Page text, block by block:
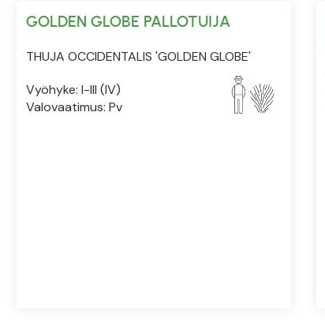
GOLDEN GLOBE PALLOTUIJA
THUJA OCCIDENTALIS 'GOLDEN GLOBE'
Vyöhyke: I-III (IV)
Valovaatimus: Pv